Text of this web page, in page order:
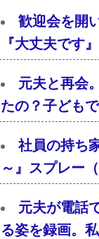
歓迎会を開
『大丈夫です
元夫と再会
たの？子ども
社員の持ち
～』スプレー
元夫が電話
る姿を録画